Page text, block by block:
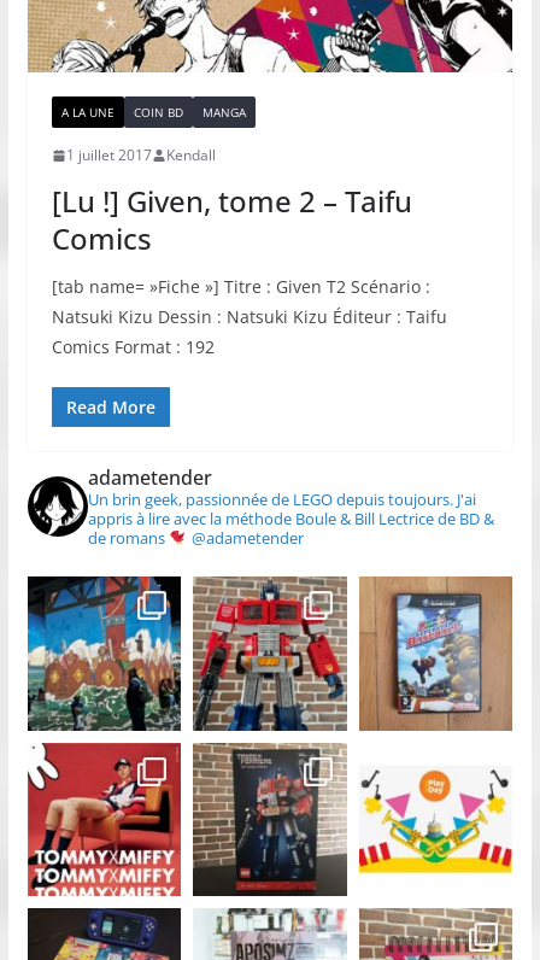
A LA UNE COIN BD MANGA
1 juillet 2017 Kendall
[Lu !] Given, tome 2 – Taifu
Comics
[tab name= »Fiche »] Titre : Given T2 Scénario :
Natsuki Kizu Dessin : Natsuki Kizu Éditeur : Taifu
Comics Format : 192
Read More
adametender
Un brin geek, passionnée de LEGO depuis toujours.J'ai
appris à lire avec la méthode Boule & Bill Lectrice de BD &
de romans
@adametender